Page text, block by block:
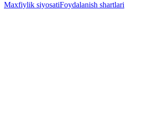
Maxfiylik siyosatiFoydalanish shartlari